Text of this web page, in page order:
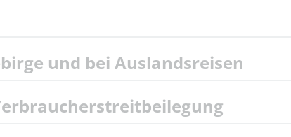
und bei Auslandsreisen